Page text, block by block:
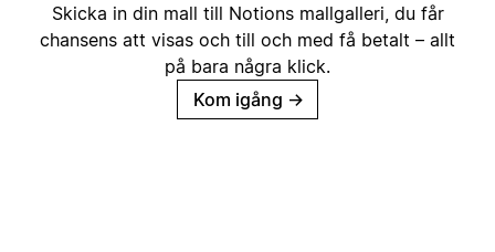
Skicka in din mall till Notions mallgalleri, du får
chansens att visas och till och med få betalt – allt
på bara några klick.
Kom igång →